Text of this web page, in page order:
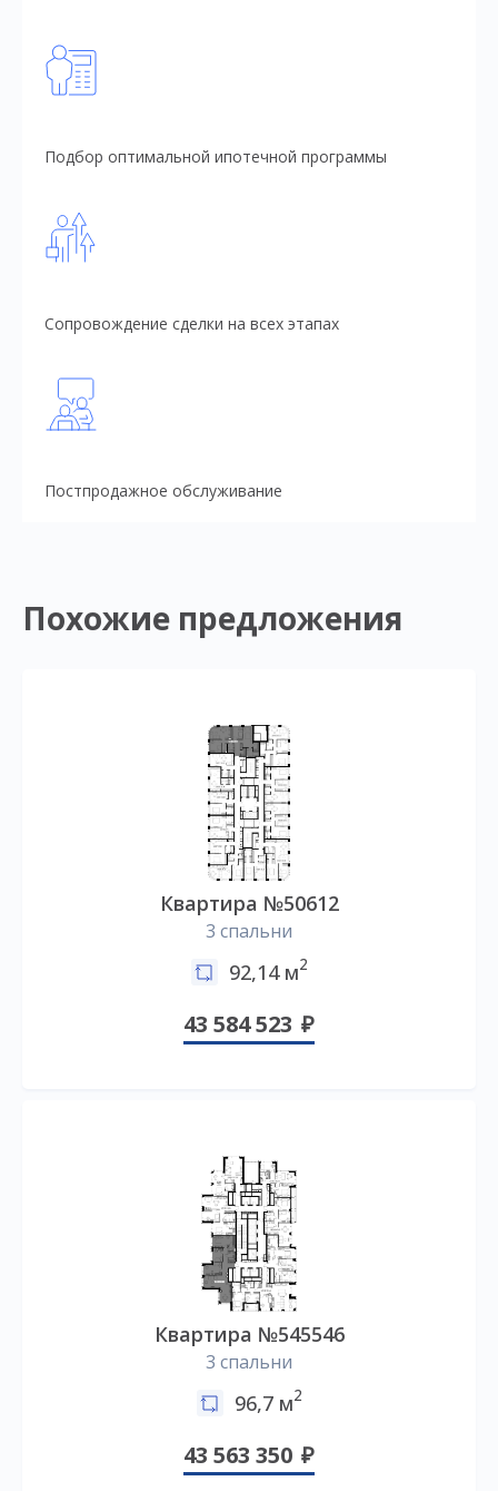
Подбор оптимальной ипотечной программы
Сопровождение сделки на всех этапах
Постпродажное обслуживание
Похожие предложения
Квартира №50612
3 спальни
92,14 м2
43 584 523
Квартира №545546
3 спальни
96,7 м2
43 563 350